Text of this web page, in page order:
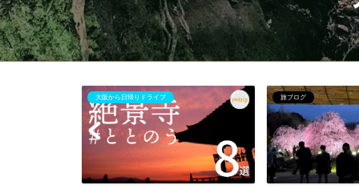
大阪から日帰りドライブ 旅ブログ